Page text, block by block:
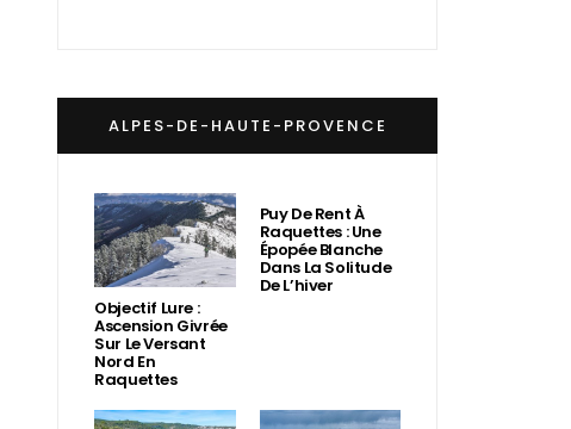
ALPES-DE-HAUTE-PROVENCE
Objectif Lure :
Ascension Givrée
Sur Le Versant
Nord En
Raquettes
Puy De Rent À
Raquettes : Une
Épopée Blanche
Dans La Solitude
De L’hiver